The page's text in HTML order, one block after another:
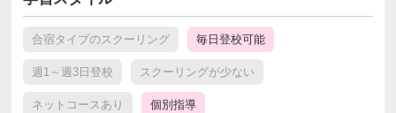
合宿タイプのスクーリング 毎日登校可能
週1～週3日登校 スクーリングが少ない
ネットコースあり 個別指導